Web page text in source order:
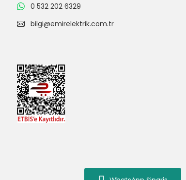
0 532 202 6329
bilgi@emirelektrik.com.tr